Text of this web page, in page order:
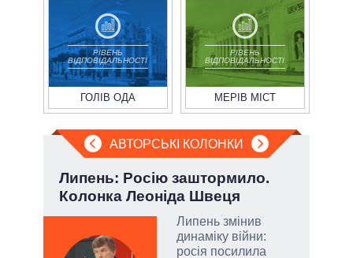
РІВЕНЬ
ВІДПОВІДАЛЬНОСТІ
ГОЛІВ ОДА
РІВЕНЬ
ВІДПОВІДАЛЬНОСТІ
МЕРІВ МІСТ
АВТОРСЬКІ КОЛОНКИ
Липень: Росію заштормило.
Колонка Леоніда Швеця
Липень змінив
динаміку війни:
росія посилила